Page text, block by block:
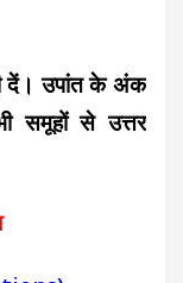
दें। उपांत के अंक
समूहों से उत्तर